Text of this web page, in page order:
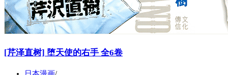
[芹泽直树] 堕天使的右手 全6卷